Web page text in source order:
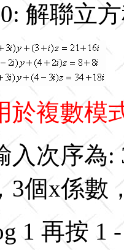
解聯立
於複數模
入次序為:
3個x係數
1 再按 1